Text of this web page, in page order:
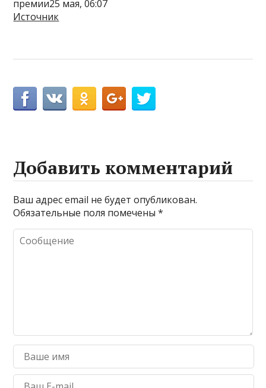
премии25 мая, 06:07
Источник
Добавить комментарий
Ваш адрес email не будет опубликован.
Обязательные поля помечены*